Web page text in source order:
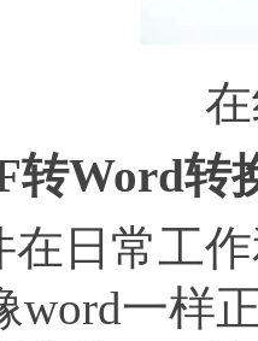
转Word转
常工作
word一样